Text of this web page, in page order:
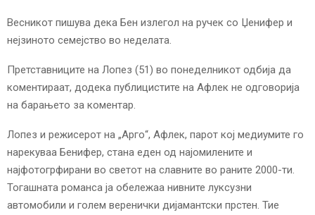
Весникот пишува дека Бен излегол на ручек со Џенифер и
нејзиното семејство во неделата.
Претставниците на Лопез (51) во понеделникот одбија да
коментираат, додека публицистите на Афлек не одговорија
на барањето за коментар.
Лопез и режисерот на „Арго“, Афлек, парот кој медиумите го
нарекуваа Бенифер, стана еден од најомилените и
најфотогрфирани во светот на славните во раните 2000-ти.
Тогашната романса ја обележаа нивните луксузни
автомобили и голем веренички дијамантски прстен. Тие